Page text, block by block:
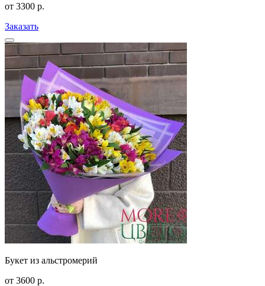
от 3300 р.
Заказать
Букет из альстромерий
от 3600 р.